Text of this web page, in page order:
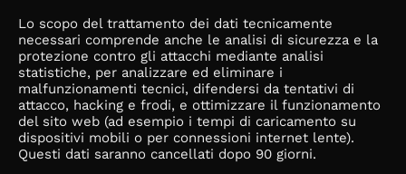
Lo scopo del trattamento dei dati tecnicamente
necessari comprende anche le analisi di sicurezza e la
protezione contro gli attacchi mediante analisi
statistiche, per analizzare ed eliminare i
malfunzionamenti tecnici, difendersi da tentativi di
attacco, hacking e frodi, e ottimizzare il funzionamento
del sito web (ad esempio i tempi di caricamento su
dispositivi mobili o per connessioni internet lente).
Questi dati saranno cancellati dopo 90 giorni.